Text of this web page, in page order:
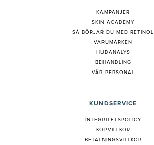
KAMPANJER
SKIN ACADEMY
SÅ BÖRJAR DU MED RETINOL
VARUMÄRKEN
HUDANALYS
BEHANDLING
VÅR PERSONAL
KUNDSERVICE
INTEGRITETSPOLICY
KÖPVILLKOR
BETALNINGSVILLKOR